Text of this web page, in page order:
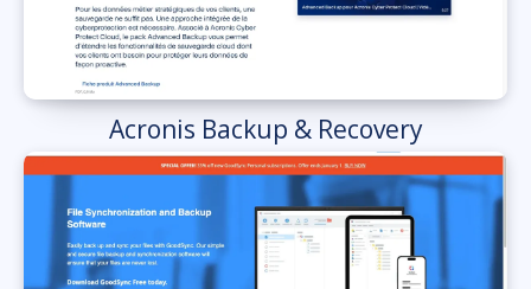
Acronis Backup & Recovery